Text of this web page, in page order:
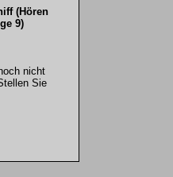
(Hören
9)
nicht
Sie